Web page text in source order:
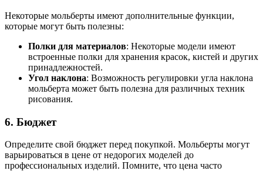
Некоторые мольберты имеют дополнительные функции,
которые могут быть полезны:
Полки для материалов: Некоторые модели имеют
встроенные полки для хранения красок, кистей и других
принадлежностей.
Угол наклона: Возможность регулировки угла наклона
мольберта может быть полезна для различных техник
рисования.
6. Бюджет
Определите свой бюджет перед покупкой. Мольберты могут
варьироваться в цене от недорогих моделей до
профессиональных изделий. Помните, что цена часто